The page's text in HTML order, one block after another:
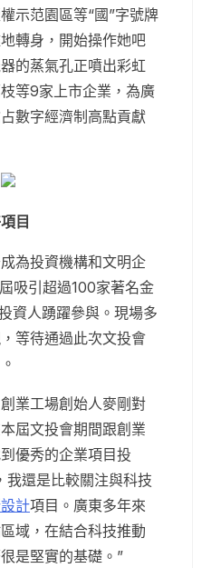
示范園區等“國”字號牌
轉身，開始操作她吧
的蒸氣孔正噴出彩虹
等9家上市企業，為廣
數字經濟制高點貢獻
目
為投資機構和文明企
吸引超過100家著名金
資人踴躍參與。現場多
等待通過此次文投會
業工場創始人麥剛對
屆文投會期間跟創業
優秀的企業項目投
我還是比較關注與科技
計項目。廣東多年來
域，在結合科技推動
是堅實的基礎。”